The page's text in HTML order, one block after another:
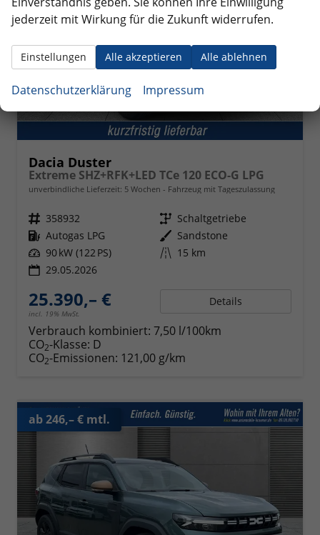
Dacia Duster
Extreme SHZ+RFK+LED TCe 120 ECO-G LPG
unverbindliche Lieferzeit: 5 Wochen Fahrzeug mit Tageszulassung
Fahrzeugnr. 358932 Getriebe Schaltgetriebe
Kraftstoff Autogas LPG Außenfarbe Sandstone
Leistung 90 kW (122 PS) Kilometerstand 15 km
29.05.2026
25.390,– €
incl. 19% MwSt.
Details
Verbrauch kombiniert: 7,50 l/100km
CO2-Klasse: D
CO2-Emissionen: 121,00 g/km
ab 246,– € mtl.
jederzeit mit Wirkung für die Zukunft widerrufen.
Alle akzeptieren Alle ablehnen
Einstellungen
Datenschutzerklärung Impressum